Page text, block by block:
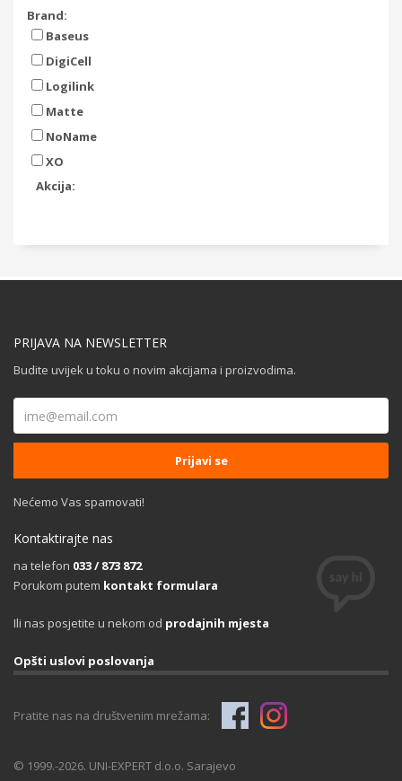
Brand:
Baseus
DigiCell
Logilink
Matte
NoName
XO
Akcija:
PRIJAVA NA NEWSLETTER
Budite uvijek u toku o novim akcijama i proizvodima.
Nećemo Vas spamovati!
Kontaktirajte nas
na telefon 033 / 873 872
Porukom putem kontakt formulara
Ili nas posjetite u nekom od prodajnih mjesta
Opšti uslovi poslovanja
Pratite nas na društvenim mrežama:
© 1999.-2026. UNI-EXPERT d.o.o. Sarajevo